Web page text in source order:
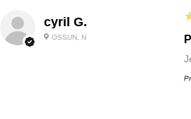
cyril G.
OSSUN, N